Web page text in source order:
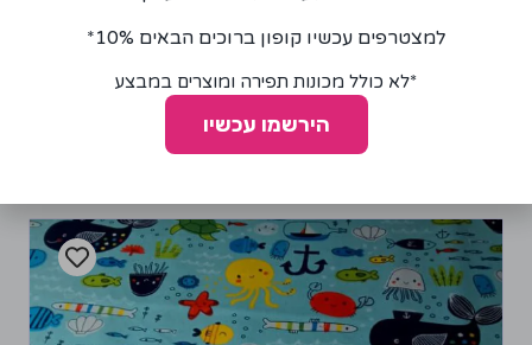
בד פלנל דגם כלבים שחור-אדום
למצטרפים עכשיו קופון ברוכים הבאים 10%*
*לא כולל מכונות תפירה ומוצרים במבצע
הירשמו עכשיו